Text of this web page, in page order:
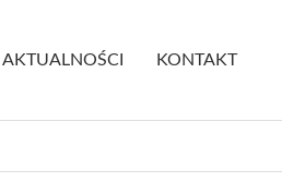
AKTUALNOŚCI KONTAKT